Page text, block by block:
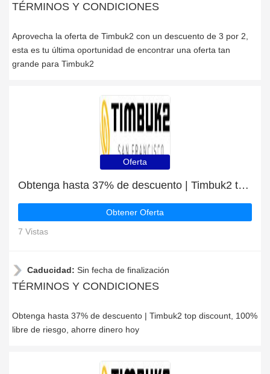
TÉRMINOS Y CONDICIONES
Aprovecha la oferta de Timbuk2 con un descuento de 3 por 2,
esta es tu última oportunidad de encontrar una oferta tan
grande para Timbuk2
Oferta
Obtenga hasta 37% de descuento | Timbuk2 top discount
Obtener Oferta
7 Vistas
Caducidad: Sin fecha de finalización
TÉRMINOS Y CONDICIONES
Obtenga hasta 37% de descuento | Timbuk2 top discount, 100%
libre de riesgo, ahorre dinero hoy